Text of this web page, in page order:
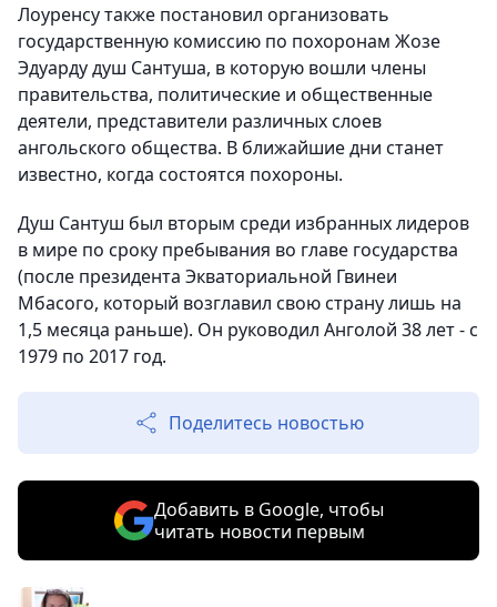
Лоуренсу также постановил организовать
государственную комиссию по похоронам Жозе
Эдуарду душ Сантуша, в которую вошли члены
правительства, политические и общественные
деятели, представители различных слоев
ангольского общества. В ближайшие дни станет
известно, когда состоятся похороны.
Душ Сантуш был вторым среди избранных лидеров
в мире по сроку пребывания во главе государства
(после президента Экваториальной Гвинеи
Мбасого, который возглавил свою страну лишь на
1,5 месяца раньше). Он руководил Анголой 38 лет - с
1979 по 2017 год.
Поделитесь новостью
Добавить в Google, чтобы
читать новости первым